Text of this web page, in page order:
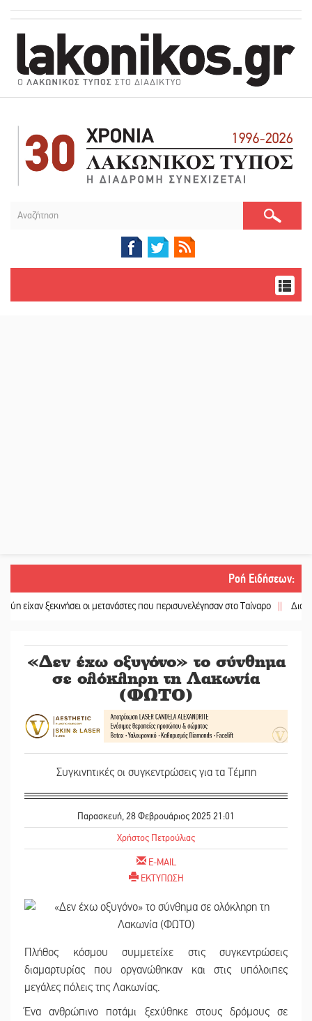
Ροή Ειδήσεων:
οι μετανάστες που περισυνελέγησαν στο Ταίναρο || Διακοπή
«Δεν έχω οξυγόνο» το σύνθημα
σε ολόκληρη τη Λακωνία
(ΦΩΤΟ)
Συγκινητικές οι συγκεντρώσεις για τα Τέμπη
Παρασκευή, 28 Φεβρουάριος 2025 21:01
Χρήστος Πετρούλιας
E-MAIL
ΕΚΤΥΠΩΣΗ
Πλήθος κόσμου συμμετείχε στις συγκεντρώσεις
διαμαρτυρίας που οργανώθηκαν και στις υπόλοιπες
μεγάλες πόλεις της Λακωνίας.
Ένα ανθρώπινο ποτάμι ξεχύθηκε στους δρόμους σε